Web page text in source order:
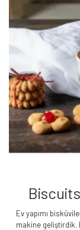
Ev yapımı
makine geliştirdik.